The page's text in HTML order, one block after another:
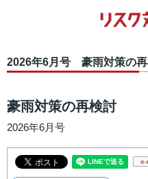
2026年6月号 豪雨対策の
豪雨対策の再検討
2026年6月号
e-